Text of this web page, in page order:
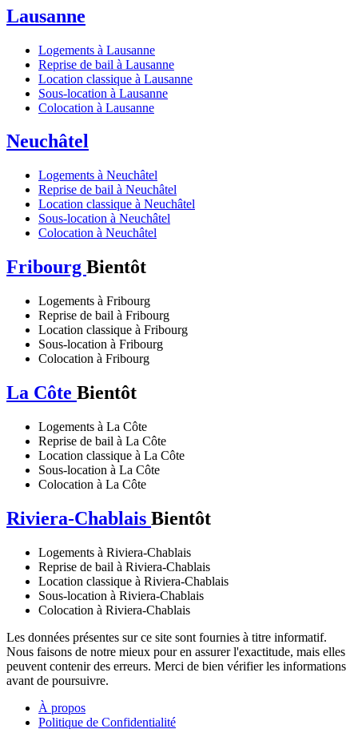
Lausanne
Logements à Lausanne
Reprise de bail à Lausanne
Location classique à Lausanne
Sous-location à Lausanne
Colocation à Lausanne
Neuchâtel
Logements à Neuchâtel
Reprise de bail à Neuchâtel
Location classique à Neuchâtel
Sous-location à Neuchâtel
Colocation à Neuchâtel
Fribourg Bientôt
Logements à Fribourg
Reprise de bail à Fribourg
Location classique à Fribourg
Sous-location à Fribourg
Colocation à Fribourg
La Côte Bientôt
Logements à La Côte
Reprise de bail à La Côte
Location classique à La Côte
Sous-location à La Côte
Colocation à La Côte
Riviera-Chablais Bientôt
Logements à Riviera-Chablais
Reprise de bail à Riviera-Chablais
Location classique à Riviera-Chablais
Sous-location à Riviera-Chablais
Colocation à Riviera-Chablais
Les données présentes sur ce site sont fournies à titre informatif.
Nous faisons de notre mieux pour en assurer l'exactitude, mais elles
peuvent contenir des erreurs. Merci de bien vérifier les informations
avant de poursuivre.
À propos
Politique de Confidentialité